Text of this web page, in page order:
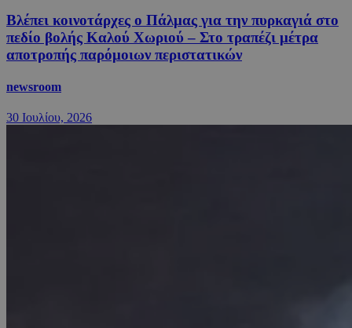
Βλέπει κοινοτάρχες ο Πάλμας για την πυρκαγιά στο
πεδίο βολής Καλού Χωριού – Στο τραπέζι μέτρα
αποτροπής παρόμοιων περιστατικών
newsroom
30 Ιουλίου, 2026